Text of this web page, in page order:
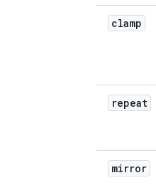
clamp
repeat
mirror